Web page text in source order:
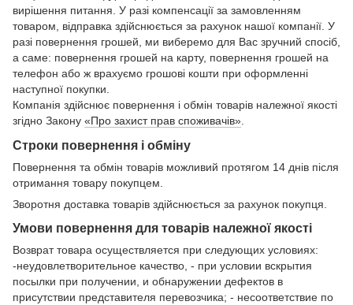
вирішення питання. У разі компенсації за замовленням
товаром, відправка здійснюється за рахунок нашої компанії. У
разі повернення грошей, ми виберемо для Вас зручний спосіб,
а саме: повернення грошей на карту, повернення грошей на
телефон або ж врахуємо грошові кошти при оформленні
наступної покупки.
Компанія здійснює повернення і обмін товарів належної якості
згідно Закону «Про захист прав споживачів»
Строки повернення і обміну
Повернення та обмін товарів можливий протягом 14 днів після
отримання товару покупцем.
Зворотня доставка товарів здійснюється за рахунок покупця.
Умови повернення для товарів належної якості
Возврат товара осуществляется при следующих условиях:
-неудовлетворительное качество, - при условии вскрытия
посылки при получении, и обнаружении дефектов в
присутствии представителя перевозчика; - несоответствие по